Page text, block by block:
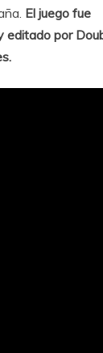
El juego fue
editado por